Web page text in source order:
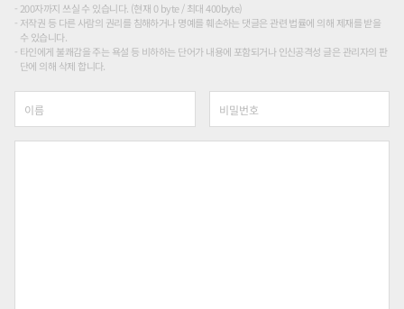
200자까지 쓰실 수 있습니다. (현재 0 byte / 최대 400byte)
저작권 등 다른 사람의 권리를 침해하거나 명예를 훼손하는 댓글은 관련 법률에 의해 제재를 받을
수 있습니다.
타인에게 불쾌감을 주는 욕설 등 비하하는 단어가 내용에 포함되거나 인신공격성 글은 관리자의 판
단에 의해 삭제 합니다.